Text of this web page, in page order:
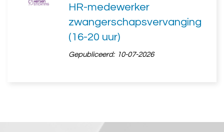
HR-medewerker
zwangerschapsvervanging
(16-20 uur)
Gepubliceerd: 10-07-2026